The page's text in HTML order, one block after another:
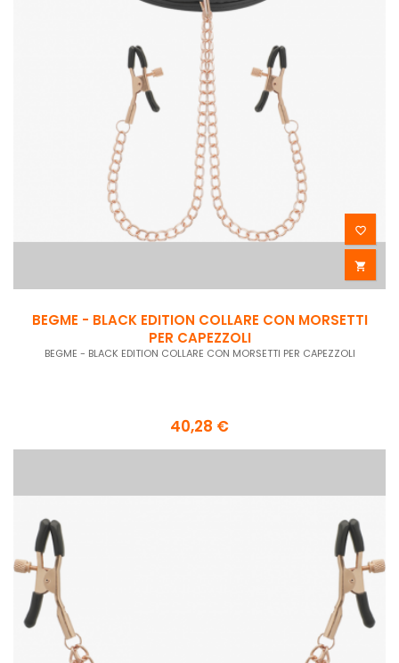


BEGME - BLACK EDITION COLLARE CON MORSETTI
PER CAPEZZOLI
BEGME - BLACK EDITION COLLARE CON MORSETTI PER CAPEZZOLI
40,28 €